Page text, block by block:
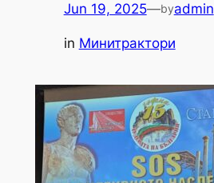
Jun 19, 2025—byadmin
in Минитрактори